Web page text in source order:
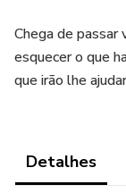
Chega de
esquecer o que
que irão lhe
Detalhes